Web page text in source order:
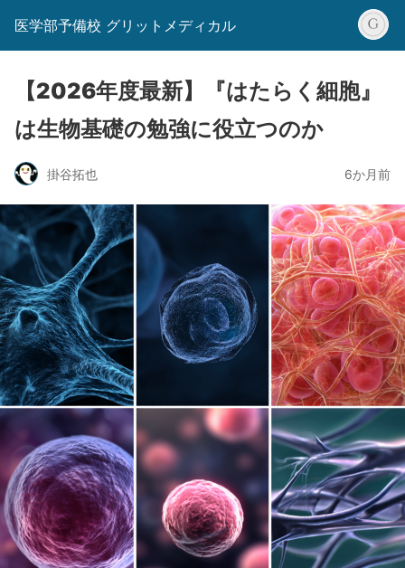
医学部予備校 グリットメディカル
【2026年度最新】『はたらく細胞』
は生物基礎の勉強に役立つのか
掛谷拓也 6か月前